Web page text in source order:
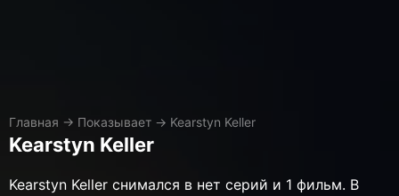
Главная → Показывает → Kearstyn Keller
Kearstyn Keller
Kearstyn Keller снимался в нет серий и 1 фильм. В